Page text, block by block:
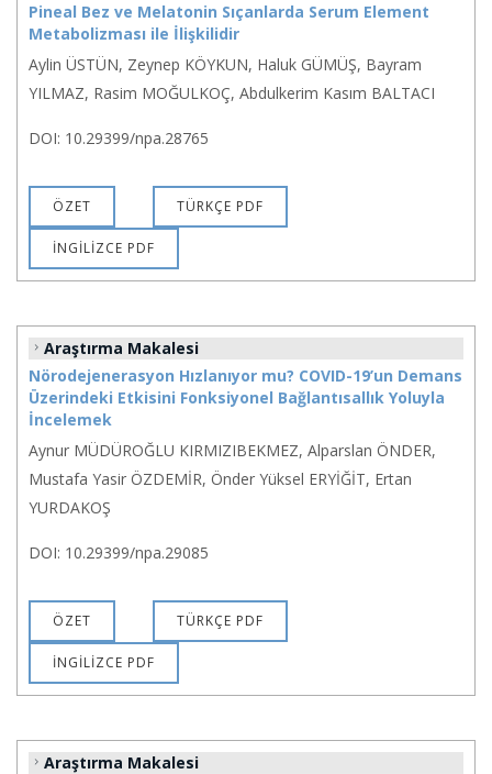
Pineal Bez ve Melatonin Sıçanlarda Serum Element
Metabolizması ile İlişkilidir
Aylin ÜSTÜN, Zeynep KÖYKUN, Haluk GÜMÜŞ, Bayram
YILMAZ, Rasim MOĞULKOÇ, Abdulkerim Kasım BALTACI
DOI: 10.29399/npa.28765
ÖZET TÜRKÇE PDF
İNGİLİZCE PDF
Araştırma Makalesi
Nörodejenerasyon Hızlanıyor mu? COVID-19’un Demans
Üzerindeki Etkisini Fonksiyonel Bağlantısallık Yoluyla
İncelemek
Aynur MÜDÜROĞLU KIRMIZIBEKMEZ, Alparslan ÖNDER,
Mustafa Yasir ÖZDEMİR, Önder Yüksel ERYİĞİT, Ertan
YURDAKOŞ
DOI: 10.29399/npa.29085
ÖZET TÜRKÇE PDF
İNGİLİZCE PDF
Araştırma Makalesi